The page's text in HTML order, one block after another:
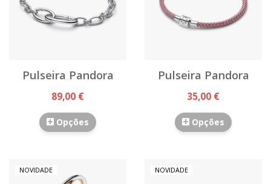
Pulseira Pandora
89,00 €
Opções
Pulseira Pandora
35,00 €
Opções
NOVIDADE NOVIDADE